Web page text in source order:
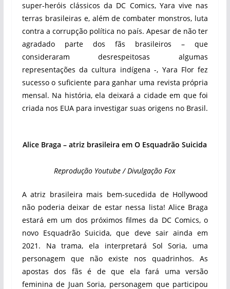
super-heróis clássicos da DC Comics, Yara vive nas
terras brasileiras e, além de combater monstros, luta
contra a corrupção política no país. Apesar de não ter
agradado parte dos fãs brasileiros – que
consideraram desrespeitosas algumas
representações da cultura indígena -, Yara Flor fez
sucesso o suficiente para ganhar uma revista própria
mensal. Na história, ela deixará a cidade em que foi
criada nos EUA para investigar suas origens no Brasil.
Alice Braga – atriz brasileira em O Esquadrão Suicida
Reprodução Youtube / Divulgação Fox
A atriz brasileira mais bem-sucedida de Hollywood
não poderia deixar de estar nessa lista! Alice Braga
estará em um dos próximos filmes da DC Comics, o
novo Esquadrão Suicida, que deve sair ainda em
2021. Na trama, ela interpretará Sol Soria, uma
personagem que não existe nos quadrinhos. As
apostas dos fãs é de que ela fará uma versão
feminina de Juan Soria, personagem que participou